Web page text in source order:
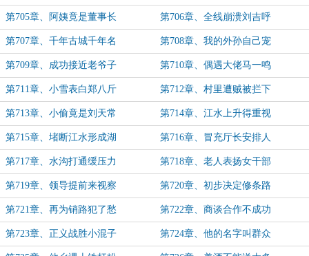
第705章、阿姨竟是董事长 第706章、全线崩溃刘吉呼
第707章、千年古城千年名 第708章、我的外孙自己宠
第709章、成功接近老爷子 第710章、偶遇大佬马一鸣
第711章、小雪表白郑八斤 第712章、村里遭贼被拦下
第713章、小偷竟是刘天常 第714章、江水上升得重视
第715章、堵断江水形成湖 第716章、冒充厅长安排人
第717章、水沟打通缓压力 第718章、老人表扬女干部
第719章、领导提前来视察 第720章、初步决定修条路
第721章、再为销路犯了愁 第722章、商谈合作不成功
第723章、正义战胜小混子 第724章、他的名字叫群众